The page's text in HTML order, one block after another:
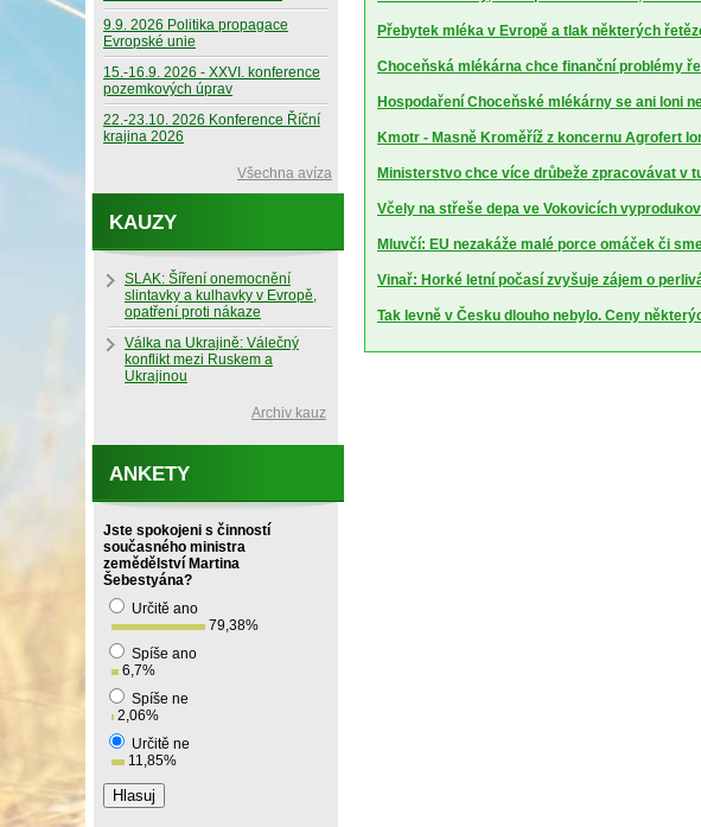
Přebytek mléka v Evropě a tlak některých
Choceňská mlékárna chce finanční problémy
Hospodaření Choceňské mlékárny se ani loni
Kmotr - Masně Kroměříž z koncernu Agrofert
Ministerstvo chce více drůbeže zpracovávat v
Včely na střeše depa ve Vokovicích
Mluvčí: EU nezakáže malé porce omáček či
Vinař: Horké letní počasí zvyšuje zájem o
Tak levně v Česku dlouho nebylo. Ceny
9.9. 2026 Politika propagace
Evropské unie
15.-16.9. 2026 - XXVI. konference
pozemkových úprav
22.-23.10. 2026 Konference Říční
krajina 2026
Všechna avíza
KAUZY
SLAK: Šíření onemocnění
slintavky a kulhavky v Evropě,
opatření proti nákaze
Válka na Ukrajině: Válečný
konflikt mezi Ruskem a
Ukrajinou
Archiv kauz
ANKETY
Jste spokojeni s činností
současného ministra
zemědělství Martina
Šebestyána?
Určitě ano
79,38%
Spíše ano
6,7%
Spíše ne
2,06%
Určitě ne
11,85%